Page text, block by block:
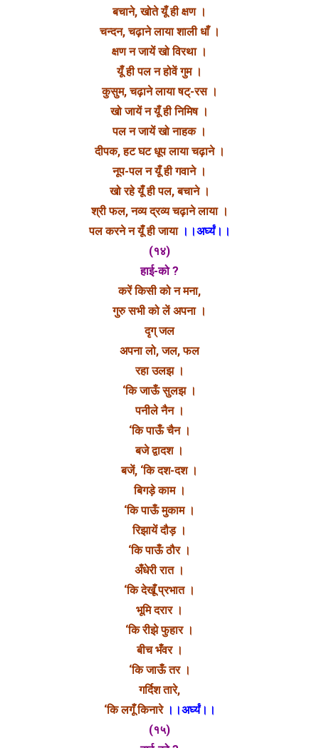
बचाने, खोते यूँ ही क्षण ।
चन्दन, चढ़ाने लाया शाली धाँ ।
क्षण न जायें खो विरथा ।
यूँ ही पल न होवें गुम ।
कुसुम, चढ़ाने लाया षट्-रस ।
खो जायें न यूँ ही निमिष ।
पल न जायें खो नाहक ।
दीपक, हट घट धूप लाया चढ़ाने ।
नूप-पल न यूँ ही गवाने ।
खो रहे यूँ ही पल, बचाने ।
श्री फल, नव्य द्रव्य चढ़ाने लाया ।
पल करने न यूँ ही जाया ।।अर्घ्यं।।
(१४)
हाई-को ?
करें किसी को न मना,
गुरु सभी को लें अपना ।
दृग् जल
अपना लो, जल, फल
रहा उलझ ।
‘कि जाऊँ सुलझ ।
पनीले नैन ।
‘कि पाऊँ चैन ।
बजे द्वादश ।
बजें, ‘कि दश-दश ।
बिगड़े काम ।
‘कि पाऊँ मुकाम ।
रिझायें दौड़ ।
‘कि पाऊँ ठौर ।
अँधेरी रात ।
‘कि देखूँ प्रभात ।
भूमि दरार ।
‘कि रीझे फुहार ।
बीच भँवर ।
‘कि जाऊँ तर ।
गर्दिश तारे,
‘कि लगूँ किनारे।।अर्घ्यं।।
(१५)